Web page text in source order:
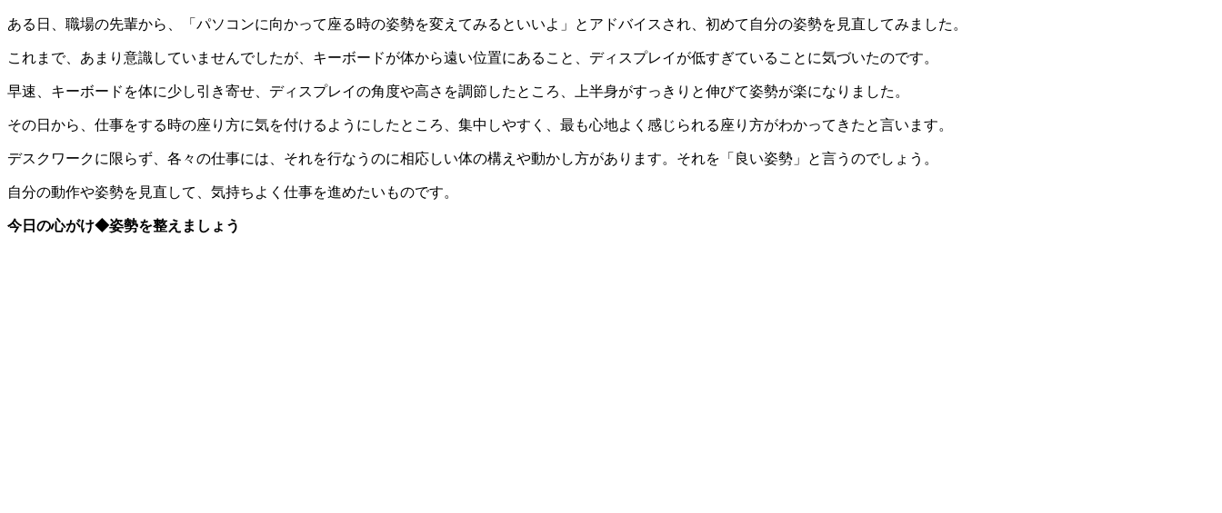
ある日、職場の先輩から、「パソコンに向かって座る時の姿勢を変えてみるといいよ」とアドバイスされ、初めて自分の姿勢を見直してみました。
これまで、あまり意識していませんでしたが、キーボードが体から遠い位置にあること、ディスプレイが低すぎていることに気づいたのです。
早速、キーボードを体に少し引き寄せ、ディスプレイの角度や高さを調節したところ、上半身がすっきりと伸びて姿勢が楽になりました。
その日から、仕事をする時の座り方に気を付けるようにしたところ、集中しやすく、最も心地よく感じられる座り方がわかってきたと言います。
デスクワークに限らず、各々の仕事には、それを行なうのに相応しい体の構えや動かし方があります。それを「良い姿勢」と言うのでしょう。
自分の動作や姿勢を見直して、気持ちよく仕事を進めたいものです。
今日の心がけ◆姿勢を整えましょう